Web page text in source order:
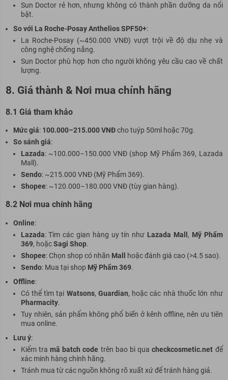
Sun Doctor rẻ hơn, nhưng không có thành phần dưỡng da nổi
bật.
So với La Roche-Posay Anthelios SPF50+:
La Roche-Posay (~450.000 VNĐ) vượt trội về độ dịu nhẹ và
công nghệ chống nắng.
Sun Doctor phù hợp hơn cho người không yêu cầu cao về chất
lượng.
8. Giá thành & Nơi mua chính hãng
8.1 Giá tham khảo
Mức giá: 100.000–215.000 VNĐcho tuýp 50ml hoặc 70g.
So sánh giá:
Lazada: ~100.000–150.000 VNĐ (shop Mỹ Phẩm 369, Lazada
Mall).
Sendo: ~215.000 VNĐ (Mỹ Phẩm 369).
Shopee: ~120.000–180.000 VNĐ (tùy gian hàng).
8.2 Nơi mua chính hãng
Online:
Lazada: Tìm các gian hàng uy tín như Lazada Mall , Mỹ Phẩm
369, hoặcSagi Shop.
Shopee: Chọn shop có nhãn Mall
hoặc đánh giá cao (>4.5 sao).
Sendo: Mua tại shop Mỹ Phẩm 369.
Offline:
Có thể tìm tại Watsons, Guardian, hoặc các nhà thuốc lớn như
Pharmacity.
Tuy nhiên, sản phẩm không phổ biến ở kênh offline, nên ưu tiên
mua online.
Lưu ý:
Kiểm tra mã batch code trên bao bì quacheckcosmetic.net để
xác minh hàng chính hãng.
Tránh mua từ các nguồn không rõ xuất xứ để tránh hàng giả.